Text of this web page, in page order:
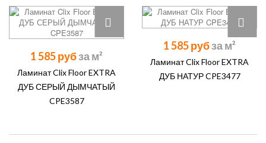
1 585 руб
Ламинат Clix Floor EXTRA
ДУБ СЕРЫЙ ДЫМЧАТЫЙ
CPE3587
1 585 руб
Ламинат Clix Floor EXTRA
ДУБ НАТУР CPE3477